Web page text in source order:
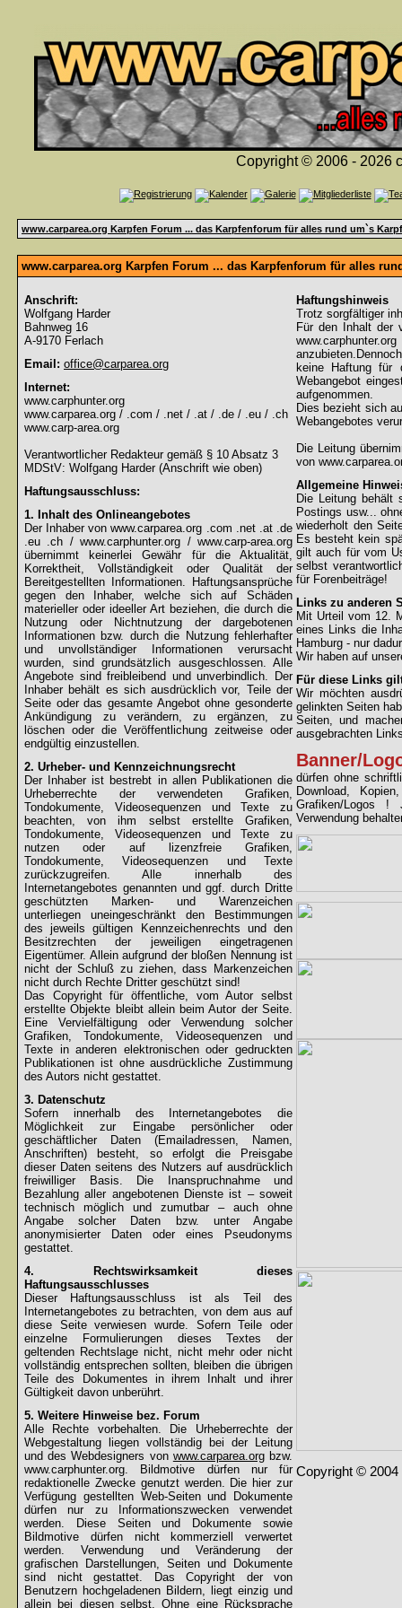
Copyright © 2006 - 2026
www.carparea.org Karpfen Forum ... das Karpfenforum für alles rund um`s
www.carparea.org Karpfen Forum ... das Karpfenforum für alles
Anschrift:
Wolfgang Harder
Bahnweg 16
A-9170 Ferlach
Email: office@carparea.org
Internet:
www.carphunter.org
www.carparea.org / .com / .net / .at / .de / .eu / .ch
www.carp-area.org
Verantwortlicher Redakteur gemäß § 10 Absatz 3
MDStV: Wolfgang Harder (Anschrift wie oben)
Haftungsausschluss:
1. Inhalt des Onlineangebotes
Der Inhaber von www.carparea.org .com .net .at .de
.eu .ch / www.carphunter.org / www.carp-area.org
übernimmt keinerlei Gewähr für die Aktualität,
Korrektheit, Vollständigkeit oder Qualität der
Bereitgestellten Informationen. Haftungsansprüche
gegen den Inhaber, welche sich auf Schäden
materieller oder ideeller Art beziehen, die durch die
Nutzung oder Nichtnutzung der dargebotenen
Informationen bzw. durch die Nutzung fehlerhafter
und unvollständiger Informationen verursacht
wurden, sind grundsätzlich ausgeschlossen. Alle
Angebote sind freibleibend und unverbindlich. Der
Inhaber behält es sich ausdrücklich vor, Teile der
Seite oder das gesamte Angebot ohne gesonderte
Ankündigung zu verändern, zu ergänzen, zu
löschen oder die Veröffentlichung zeitweise oder
endgültig einzustellen.
2. Urheber- und Kennzeichnungsrecht
Der Inhaber ist bestrebt in allen Publikationen die
Urheberrechte der verwendeten Grafiken,
Tondokumente, Videosequenzen und Texte zu
beachten, von ihm selbst erstellte Grafiken,
Tondokumente, Videosequenzen und Texte zu
nutzen oder auf lizenzfreie Grafiken,
Tondokumente, Videosequenzen und Texte
zurückzugreifen. Alle innerhalb des
Internetangebotes genannten und ggf. durch Dritte
geschützten Marken- und Warenzeichen
unterliegen uneingeschränkt den Bestimmungen
des jeweils gültigen Kennzeichenrechts und den
Besitzrechten der jeweiligen eingetragenen
Eigentümer. Allein aufgrund der bloßen Nennung ist
nicht der Schluß zu ziehen, dass Markenzeichen
nicht durch Rechte Dritter geschützt sind!
Das Copyright für öffentliche, vom Autor selbst
erstellte Objekte bleibt allein beim Autor der Seite.
Eine Vervielfältigung oder Verwendung solcher
Grafiken, Tondokumente, Videosequenzen und
Texte in anderen elektronischen oder gedruckten
Publikationen ist ohne ausdrückliche Zustimmung
des Autors nicht gestattet.
3. Datenschutz
Sofern innerhalb des Internetangebotes die
Möglichkeit zur Eingabe persönlicher oder
geschäftlicher Daten (Emailadressen, Namen,
Anschriften) besteht, so erfolgt die Preisgabe
dieser Daten seitens des Nutzers auf ausdrücklich
freiwilliger Basis. Die Inanspruchnahme und
Bezahlung aller angebotenen Dienste ist – soweit
technisch möglich und zumutbar – auch ohne
Angabe solcher Daten bzw. unter Angabe
anonymisierter Daten oder eines Pseudonyms
gestattet.
4. Rechtswirksamkeit dieses
Haftungsausschlusses
Dieser Haftungsausschluss ist als Teil des
Internetangebotes zu betrachten, von dem aus auf
diese Seite verwiesen wurde. Sofern Teile oder
einzelne Formulierungen dieses Textes der
geltenden Rechtslage nicht, nicht mehr oder nicht
vollständig entsprechen sollten, bleiben die übrigen
Teile des Dokumentes in ihrem Inhalt und ihrer
Gültigkeit davon unberührt.
5. Weitere Hinweise bez. Forum
Alle Rechte vorbehalten. Die Urheberrechte der
Webgestaltung liegen vollständig bei der Leitung
und des Webdesigners von www.carparea.orgbzw.
www.carphunter.org. Bildmotive dürfen nur für
redaktionelle Zwecke genutzt werden. Die hier zur
Verfügung gestellten Web-Seiten und Dokumente
dürfen nur zu Informationszwecken verwendet
werden. Diese Seiten und Dokumente sowie
Bildmotive dürfen nicht kommerziell verwertet
werden. Verwendung und Veränderung der
grafischen Darstellungen, Seiten und Dokumente
sind nicht gestattet. Das Copyright der von
Benutzern hochgeladenen Bildern, liegt einzig und
allein bei diesen selbst. Ohne eine Rücksprache
Haftungshinweis
Trotz sorgfältiger
Für den Inhalt der
keine Haftung für
Webangebot
aufgenommen.
Dies bezieht sich
Webangebotes
Die Leitung
von
Allgemeine
Die Leitung behält
Postings usw...
wiederholt den
Es besteht kein
gilt auch für vom
selbst
für Forenbeiträge!
Links zu anderen
Mit Urteil vom 12.
eines Links die
Hamburg - nur
Wir haben auf
Für diese Links
Wir möchten
gelinkten Seiten
Seiten, und
ausgebrachten
Banner/
dürfen ohne
Download,
Grafiken/Logos !
Verwendung
Copyright © 2004